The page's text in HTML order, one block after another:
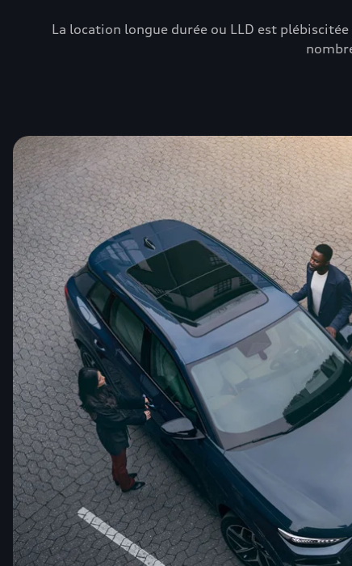
La location longue durée ou LLD est